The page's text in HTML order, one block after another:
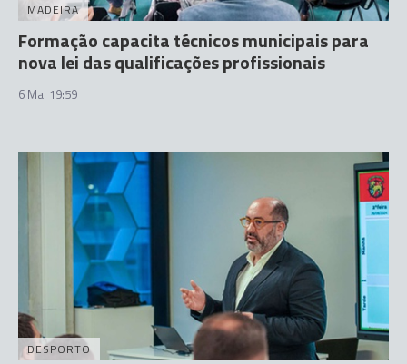
MADEIRA
Formação capacita técnicos municipais para
nova lei das qualificações profissionais
6 Mai 19:59
DESPORTO